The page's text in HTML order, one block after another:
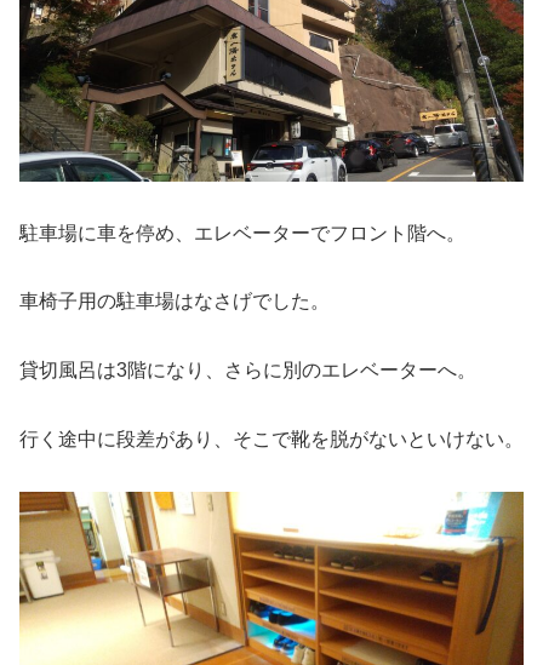
駐車場に車を停め、エレベーターでフロント階へ。
車椅子用の駐車場はなさげでした。
貸切風呂は3階になり、さらに別のエレベーターへ。
行く途中に段差があり、そこで靴を脱がないといけない。